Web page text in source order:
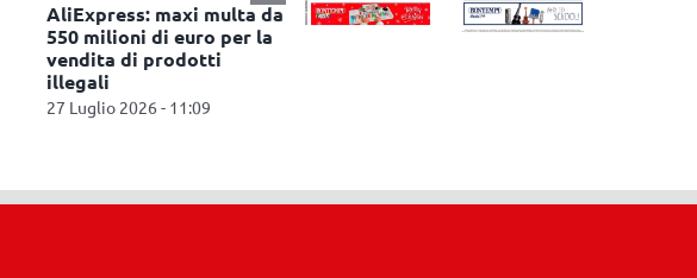
AliExpress: maxi multa da
550 milioni di euro per la
vendita di prodotti
illegali
27 Luglio 2026 - 11:09